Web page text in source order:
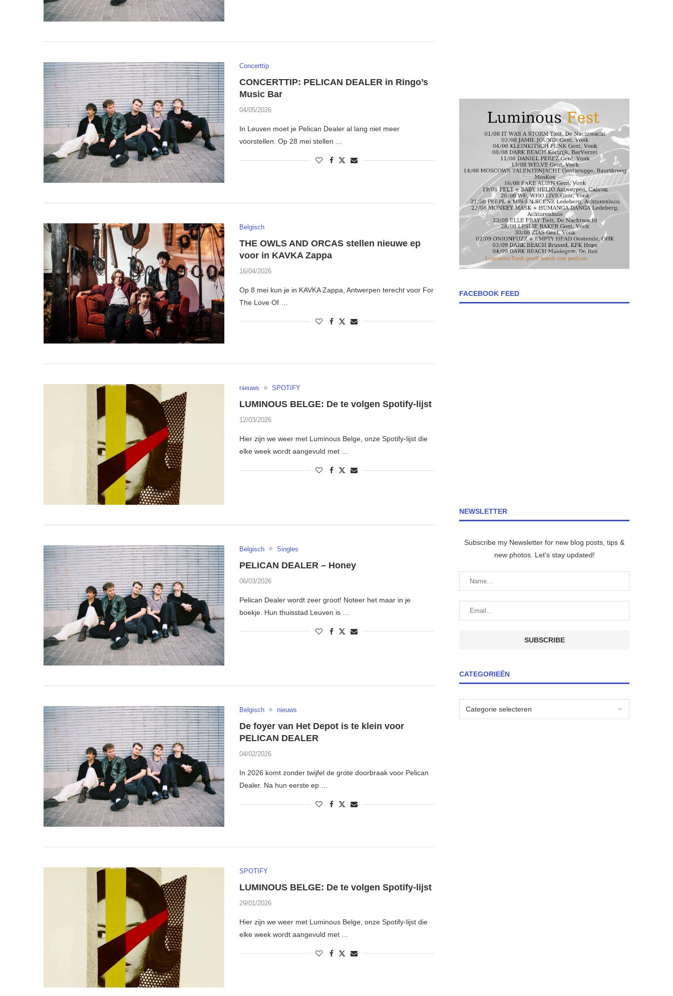
Concerttip
CONCERTTIP: PELICAN DEALER in Ringo’s
Music Bar
04/05/2026
In Leuven moet je Pelican Dealer al lang niet meer
voorstellen. Op 28 mei stellen …
Belgisch
THE OWLS AND ORCAS stellen nieuwe ep
voor in KAVKA Zappa
16/04/2026
Op 8 mei kun je in KAVKA Zappa, Antwerpen terecht voor For
The Love Of …
nieuws SPOTIFY
LUMINOUS BELGE: De te volgen Spotify-lijst
12/03/2026
Hier zijn we weer met Luminous Belge, onze Spotify-lijst die
elke week wordt aangevuld met …
Belgisch Singles
PELICAN DEALER – Honey
06/03/2026
Pelican Dealer wordt zeer groot! Noteer het maar in je
boekje. Hun thuisstad Leuven is …
Belgisch nieuws
De foyer van Het Depot is te klein voor
PELICAN DEALER
04/02/2026
In 2026 komt zonder twijfel de grote doorbraak voor Pelican
Dealer. Na hun eerste ep …
SPOTIFY
LUMINOUS BELGE: De te volgen Spotify-lijst
29/01/2026
Hier zijn we weer met Luminous Belge, onze Spotify-lijst die
elke week wordt aangevuld met …
FACEBOOK FEED
NEWSLETTER
Subscribe my Newsletter for new blog posts, tips &
new photos. Let's stay updated!
CATEGORIEËN